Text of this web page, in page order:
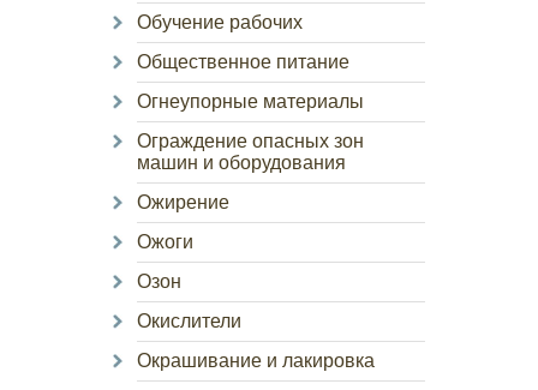
Обучение рабочих
Общественное питание
Огнеупорные материалы
Ограждение опасных зон
машин и оборудования
Ожирение
Ожоги
Озон
Окислители
Окрашивание и лакировка